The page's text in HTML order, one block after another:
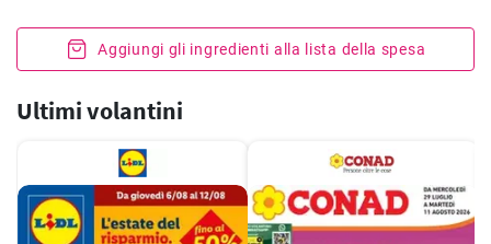
Aggiungi gli ingredienti alla lista della spesa
Ultimi volantini